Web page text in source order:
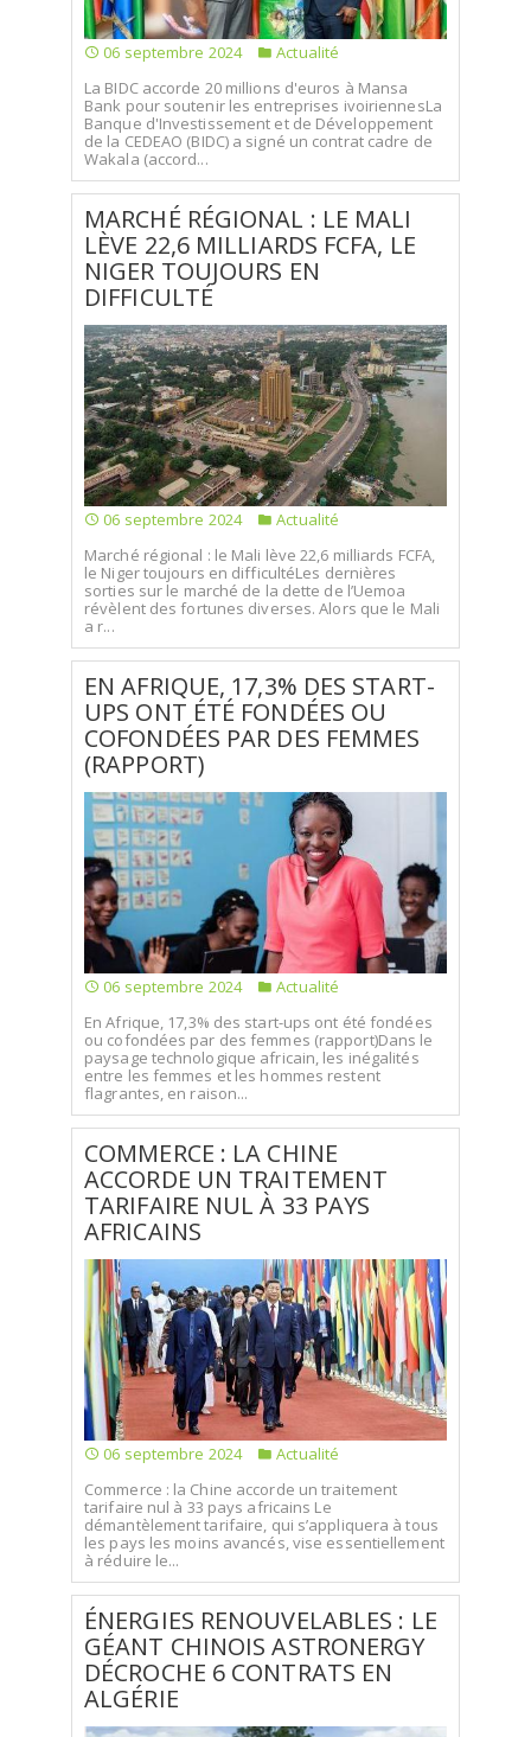
06 septembre 2024
Actualité
La BIDC accorde 20 millions d'euros à Mansa
Bank pour soutenir les entreprises ivoiriennesLa
Banque d'Investissement et de Développement
de la CEDEAO (BIDC) a signé un contrat cadre de
Wakala (accord...
MARCHÉ RÉGIONAL : LE MALI
LÈVE 22,6 MILLIARDS FCFA, LE
NIGER TOUJOURS EN
DIFFICULTÉ
06 septembre 2024
Actualité
Marché régional : le Mali lève 22,6 milliards FCFA,
le Niger toujours en difficultéLes dernières
sorties sur le marché de la dette de l’Uemoa
révèlent des fortunes diverses. Alors que le Mali
a r...
EN AFRIQUE, 17,3% DES START-
UPS ONT ÉTÉ FONDÉES OU
COFONDÉES PAR DES FEMMES
(RAPPORT)
06 septembre 2024
Actualité
En Afrique, 17,3% des start-ups ont été fondées
ou cofondées par des femmes (rapport)Dans le
paysage technologique africain, les inégalités
entre les femmes et les hommes restent
flagrantes, en raison...
COMMERCE : LA CHINE
ACCORDE UN TRAITEMENT
TARIFAIRE NUL À 33 PAYS
AFRICAINS
06 septembre 2024
Actualité
Commerce : la Chine accorde un traitement
tarifaire nul à 33 pays africains Le
démantèlement tarifaire, qui s’appliquera à tous
les pays les moins avancés, vise essentiellement
à réduire le...
ÉNERGIES RENOUVELABLES : LE
GÉANT CHINOIS ASTRONERGY
DÉCROCHE 6 CONTRATS EN
ALGÉRIE